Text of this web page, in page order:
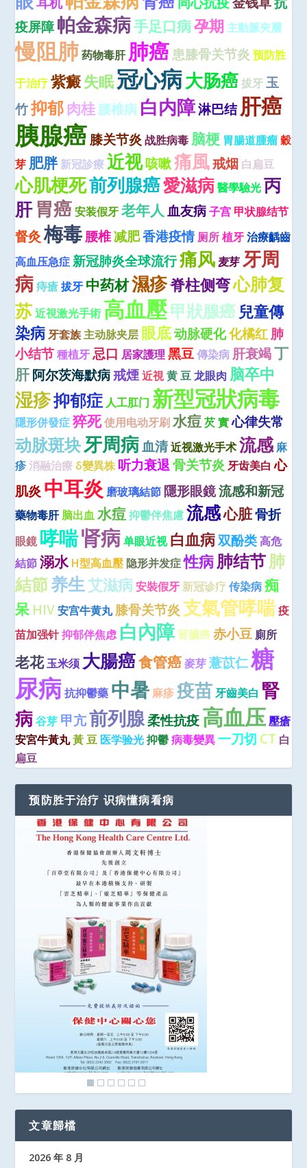
疫屏障帕金森病手足口病孕期 主動脈夾層
慢阻肺 药物毒肝肺癌患膝骨关节炎 预防胜
于治疗 紫癜失眠冠心病大肠癌 拔牙 玉
竹抑郁肉桂腰椎病 白内障淋巴结肝癌
胰腺癌膝关节炎 战胜病毒 脑梗 胃腸道腫瘤 穀
芽 肥胖新冠診療 近视咳嗽痛風戒烟 白扁豆
心肌梗死前列腺癌愛滋病 醫學驗光 丙
肝胃癌 安装假牙 老年人 血友病 子宫 甲状腺结节
督灸 梅毒腰椎减肥香港疫情厕所 植牙 治療齲齒
高血压急症新冠肺炎全球流行痛风 麦芽 牙周
病 痔瘡 拔牙 中药材濕疹脊柱侧弯心肺复
苏 近視激光手術 高血壓甲狀腺癌兒童傳
染病 牙套族主动脉夹层 眼底动脉硬化化橘红肺
小结节 種植牙 忌口 居家護理黑豆 傳染病 肝衰竭丁
肝阿尔茨海默病戒煙近視 黄 豆 龙眼肉 脑卒中
湿疹抑郁症人工肛门 新型冠狀病毒
隱形併發症 猝死使用电动牙刷 水痘 芡 實 心律失常
动脉斑块牙周病血清近视激光手术 流感麻
疹消融治療 δ變異株 听力衰退骨关节炎 牙齿美白 心
肌炎中耳炎 磨玻璃結節 隱形眼鏡流感和新冠
藥物毒肝脑出血 水痘 抑鬱伴焦慮 流感心脏骨折
眼鏡 哮喘肾病 单眼近视 白血病双酚类 高危
結節 溺水 H型高血壓 隐形并发症 性病肺结节肺
結節养生艾滋病 安裝假牙 新冠诊疗 传染病 痴
呆 HIV 安宫牛黄丸膝骨关节炎支氣管哮喘疫
苗加强针抑郁伴焦虑 白內障肾臟癌 赤小豆 廁所
老花玉米须 大腸癌食管癌 麥芽 薏苡仁糖
尿病 抗抑鬱藥 中暑 麻疹 疫苗 牙齒美白 腎
病 谷芽 甲亢前列腺柔性抗疫高血压 壓瘡
安宮牛黃丸黃 豆 医学验光 抑鬱 病毒變異 一刀切 CT 白
扁豆
预防胜于治疗 识病懂病看病
文章歸檔
2026 年 8 月